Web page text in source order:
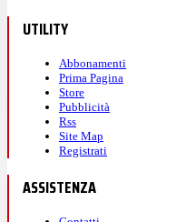
UTILITY
Abbonamenti
Prima Pagina
Store
Pubblicità
Rss
Site Map
Registrati
ASSISTENZA